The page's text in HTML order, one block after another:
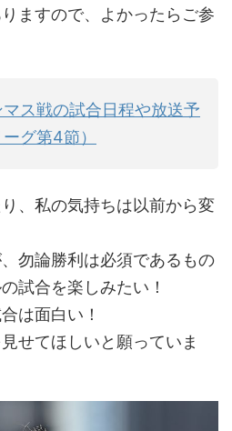
ますので、よかったらご参
ス戦の試合日程や放送予
グ第4節）
、私の気持ちは以前から変
勿論勝利は必須であるもの
試合を楽しみたい！
は面白い！
せてほしいと願っていま